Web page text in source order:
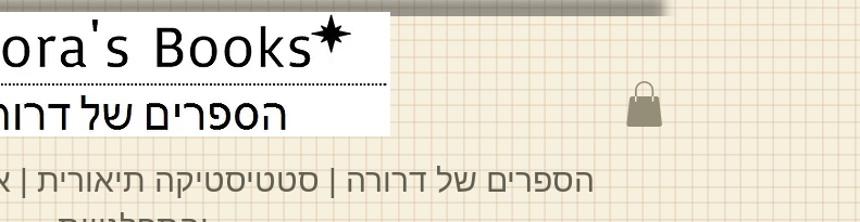
הספרים של דרורה|סטטיסטיקה תיאורית|